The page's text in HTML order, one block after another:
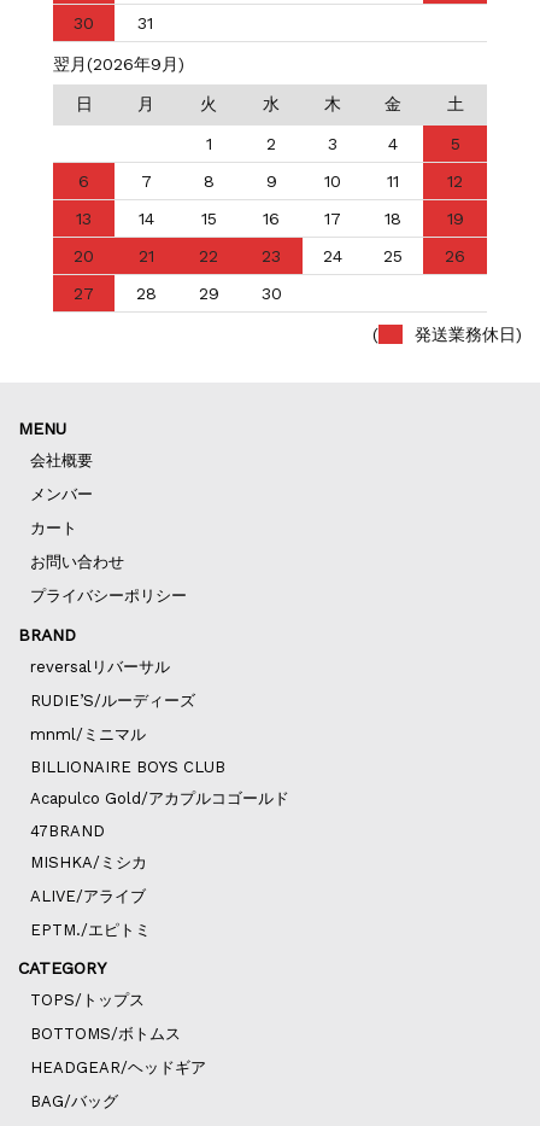
30
31
翌月(2026年9月)
日 月 火 水 木 金 土
1 2 3 4
5
6
7 8 9 10 11
12
13
14 15 16 17 18
19
20
21 22 23 24 25
26
27
28 29 30
( 発送業務休日)
MENU
会社概要
メンバー
カート
お問い合わせ
プライバシーポリシー
BRAND
reversalリバーサル
RUDIE’S/ルーディーズ
mnml/ミニマル
BILLIONAIRE BOYS CLUB
Acapulco Gold/アカプルコゴールド
47BRAND
MISHKA/ミシカ
ALIVE/アライブ
EPTM./エピトミ
CATEGORY
TOPS/トップス
BOTTOMS/ボトムス
HEADGEAR/ヘッドギア
BAG/バッグ